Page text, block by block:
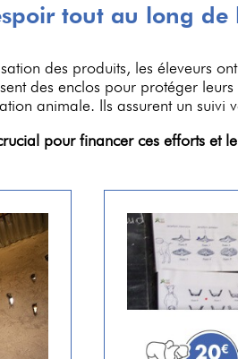
tout au long de
des produits, les éleveurs
des enclos pour protéger
animale. Ils assurent un suivi
pour financer ces efforts et